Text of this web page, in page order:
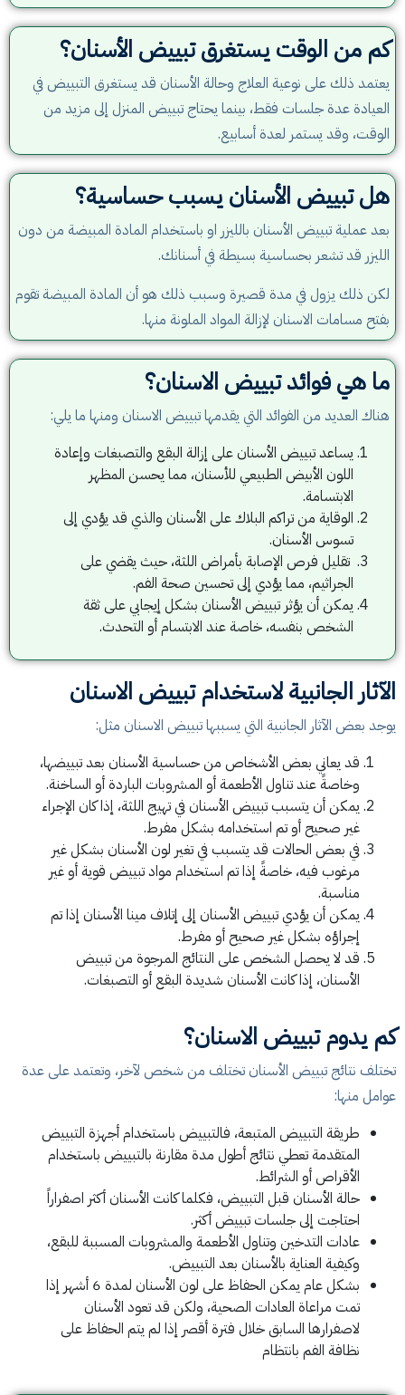
كم من الوقت يستغرق تبييض الأسنان؟
يعتمد ذلك على نوعية العلاج وحالة الأسنان قد يستغرق التبييض في
العيادة عدة جلسات فقط، بينما يحتاج تبييض المنزل إلى مزيد من
الوقت، وقد يستمر لعدة أسابيع.
هل تبييض الأسنان يسبب حساسية؟
بعد عملية تبييض الأسنان بالليزر او باستخدام المادة المبيضة من دون
الليزر قد تشعر بحساسية بسيطة في أسنانك.
لكن ذلك يزول في مدة قصيرة وسبب ذلك هو أن المادة المبيضة تقوم
بفتح مسامات الاسنان لإزالة المواد الملونة منها.
ما هي فوائد تبييض الاسنان؟
هناك العديد من الفوائد التي يقدمها تبييض الاسنان ومنها ما يلي:
يساعد تبييض الأسنان على إزالة البقع والتصبغات وإعادة
اللون الأبيض الطبيعي للأسنان، مما يحسن المظهر
الابتسامة.
الوقاية من تراكم البلاك على الأسنان والذي قد يؤدي إلى
تسوس الأسنان.
تقليل فرص الإصابة بأمراض اللثة، حيث يقضي على
الجراثيم، مما يؤدي إلى تحسين صحة الفم.
يمكن أن يؤثر تبييض الأسنان بشكل إيجابي على ثقة
الشخص بنفسه، خاصة عند الابتسام أو التحدث.
الآثار الجانبية لاستخدام تبييض الاسنان
يوجد بعض الآثار الجانبية التي يسببها تبييض الاسنان مثل:
قد يعاني بعض الأشخاص من حساسية الأسنان بعد تبييضها،
وخاصةً عند تناول الأطعمة أو المشروبات الباردة أو الساخنة.
يمكن أن يتسبب تبييض الأسنان في تهيج اللثة، إذا كان الإجراء
غير صحيح أو تم استخدامه بشكل مفرط.
في بعض الحالات قد يتسبب في تغير لون الأسنان بشكل غير
مرغوب فيه، خاصةً إذا تم استخدام مواد تبييض قوية أو غير
مناسبة.
يمكن أن يؤدي تبييض الأسنان إلى إتلاف مينا الأسنان إذا تم
إجراؤه بشكل غير صحيح أو مفرط.
قد لا يحصل الشخص على النتائج المرجوة من تبييض
الأسنان، إذا كانت الأسنان شديدة البقع أو التصبغات.
كم يدوم تبييض الاسنان؟
تختلف نتائج تبييض الأسنان تختلف من شخص لآخر، وتعتمد على عدة
عوامل منها:
طريقة التبييض المتبعة، فالتبييض باستخدام أجهزة التبييض
المتقدمة تعطي نتائج أطول مدة مقارنة بالتبييض باستخدام
الأقراص أو الشرائط.
حالة الأسنان قبل التبييض، فكلما كانت الأسنان أكثر اصفراراً
احتاجت إلى جلسات تبييض أكثر.
عادات التدخين وتناول الأطعمة والمشروبات المسببة للبقع،
وكيفية العناية بالأسنان بعد التبييض.
بشكل عام يمكن الحفاظ على لون الأسنان لمدة 6 أشهر إذا
تمت مراعاة العادات الصحية، ولكن قد تعود الأسنان
لاصفرارها السابق خلال فترة أقصر إذا لم يتم الحفاظ على
نظافة الفم بانتظام